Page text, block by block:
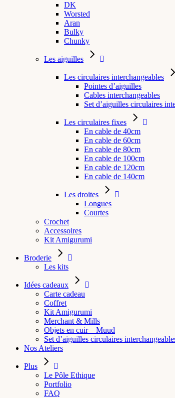
DK
Worsted
Aran
Bulky
Chunky
Les aiguilles
Les circulaires interchangeables
Pointes d’aiguilles
Cables interchangeables
Set d’aiguilles circulaires
Les circulaires fixes
En cable de 40cm
En cable de 60cm
En cable de 80cm
En cable de 100cm
En cable de 120cm
En cable de 140cm
Les droites
Longues
Courtes
Crochet
Accessoires
Kit Amigurumi
Broderie
Les kits
Idées cadeaux
Carte cadeau
Coffret
Kit Amigurumi
Merchant & Mills
Objets en cuir – Muud
Set d’aiguilles circulaires
Nos Ateliers
Plus
Le Pôle Ethique
Portfolio
FAQ